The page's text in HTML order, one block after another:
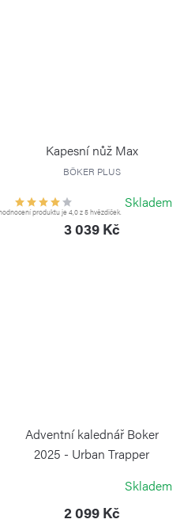
Kapesní nůž Max
BÖKER PLUS
produktu je 4,0 z 5 hvězdiček.
Skladem
3 039 Kč
Adventní kalednář Boker
2025 - Urban Trapper
Skladem
2 099 Kč